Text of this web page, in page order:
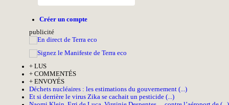
Créer un compte
publicité
+ LUS
+ COMMENTÉS
+ ENVOYÉS
Déchets nucléaires : les estimations du gouvernement (...)
Et si derrière le virus Zika se cachait un pesticide (...)